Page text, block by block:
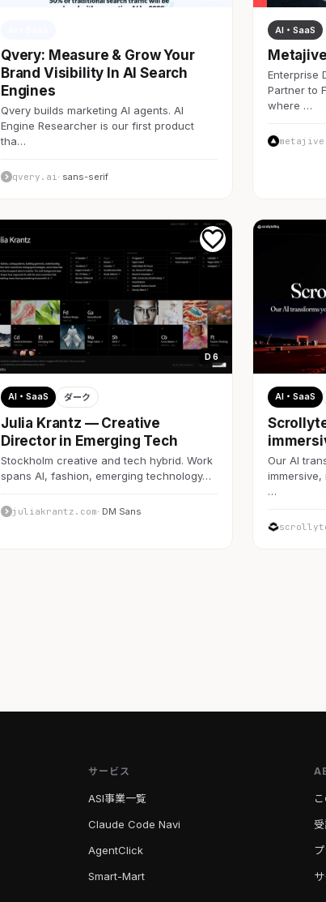
Qvery: Measure & Grow Your
Brand Visibility In AI Search
Engines
Qvery builds marketing AI agents. AI
Engine Researcher is our first product
tha…
qvery.ai · sans-serif
AI・SaaS
Metajive
Enterprise
Partner to
where …
D 6
AI・SaaS ダーク
Julia Krantz — Creative
Director in Emerging Tech
Stockholm creative and tech hybrid. Work
spans AI, fashion, emerging technology…
juliakrantz.com· DM Sans
AI・SaaS
Our AI
…
サービス
ASI事業一覧
Claude Code Navi
AgentClick
Smart-Mart